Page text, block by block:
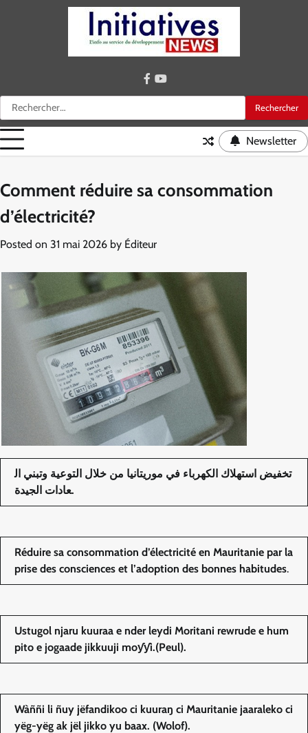
Rechercher :
facebook
youtube
Newsletter
Comment réduire sa consommation
d’électricité?
Posted on 31 mai 2026 by Éditeur
تخفيض استهلاك الكهرباء في موريتانيا من خلال التوعية وتبني ال
عادات الجيدة.
Réduire sa consommation d’électricité en Mauritanie par la
prise des consciences et l’adoption des bonnes habitudes.
Ustugol njaru kuuraa e nder leydi Moritani rewrude e hum
pito e jogaade jikkuuji moƴƴi.(Peul).
Wàññi li ñuy jëfandikoo ci kuuraŋ ci Mauritanie jaaraleko ci
yëg-yëg ak jël jikko yu baax. (Wolof).